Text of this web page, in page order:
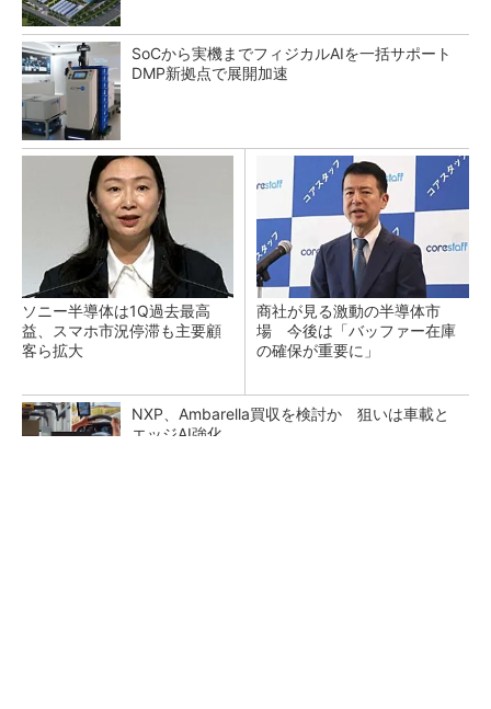
SoCから実機までフィジカルAIを一括サポート
DMP新拠点で展開加速
ソニー半導体は1Q過去最高
益、スマホ市況停滞も主要顧
客ら拡大
商社が見る激動の半導体市
場 今後は「バッファー在庫
の確保が重要に」
NXP、Ambarella買収を検討か 狙いは車載と
エッジAI強化